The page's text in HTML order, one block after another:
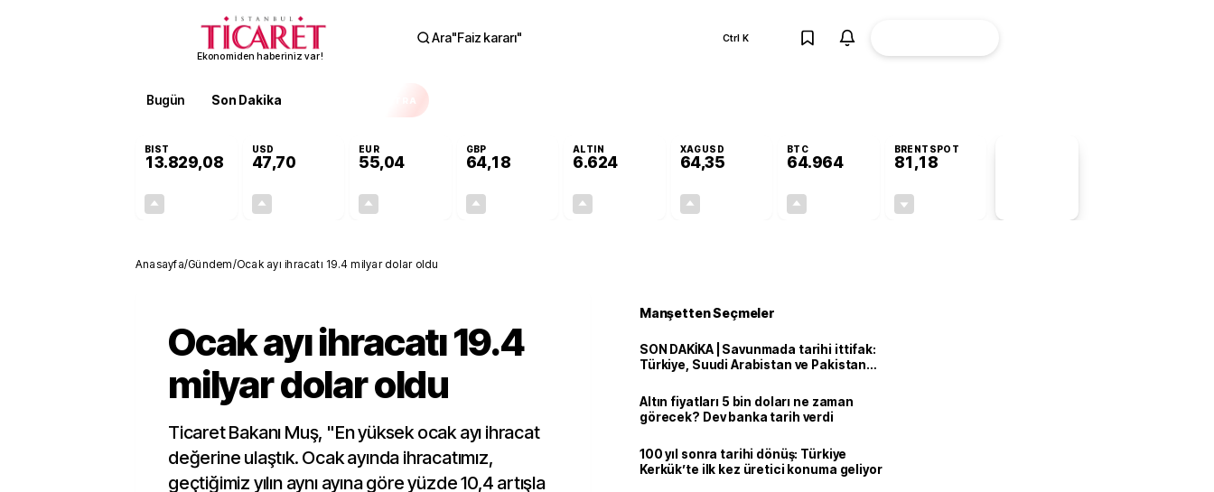
Ekonomiden haberiniz var!
Ara"Faiz kararı" Ctrl K
Bugün Son Dakika
BIST
13.829,08
USD
47,70
EUR
55,04
GBP
64,18
ALTIN
6.624
XAGUSD
64,35
BTC
64.964
BRENTSPOT
81,18
Anasayfa/Gündem/Ocak ayı ihracatı 19.4 milyar dolar oldu
Ocak ayı ihracatı 19.4
milyar dolar oldu
Ticaret Bakanı Muş, "En yüksek ocak ayı ihracat
değerine ulaştık. Ocak ayında ihracatımız,
geçtiğimiz yılın aynı ayına göre yüzde 10,4 artışla
Manşetten Seçmeler
SON DAKİKA | Savunmada tarihi ittifak:
Türkiye, Suudi Arabistan ve Pakistan
Altın fiyatları 5 bin doları ne zaman
görecek? Dev banka tarih verdi
100 yıl sonra tarihi dönüş: Türkiye
Kerkük’te ilk kez üretici konuma geliyor